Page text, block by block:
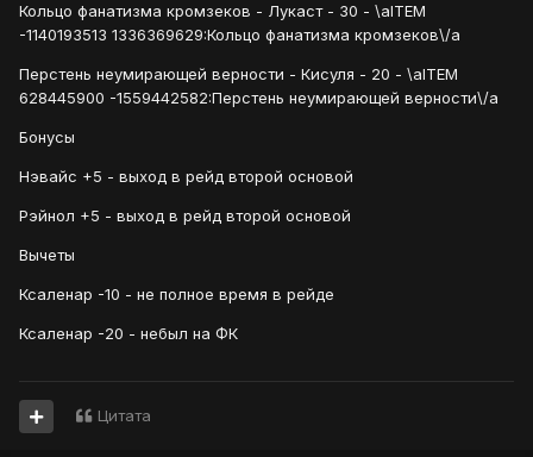
Кольцо фанатизма кромзеков - Лукаст - 30 - \aITEM
-1140193513 1336369629:Кольцо фанатизма кромзеков\/a
Перстень неумирающей верности - Кисуля - 20 - \aITEM
628445900 -1559442582:Перстень неумирающей верности\/a
Бонусы
Нэвайс +5 - выход в рейд второй основой
Рэйнол +5 - выход в рейд второй основой
Вычеты
Ксаленар -10 - не полное время в рейде
Ксаленар -20 - небыл на ФК
Цитата